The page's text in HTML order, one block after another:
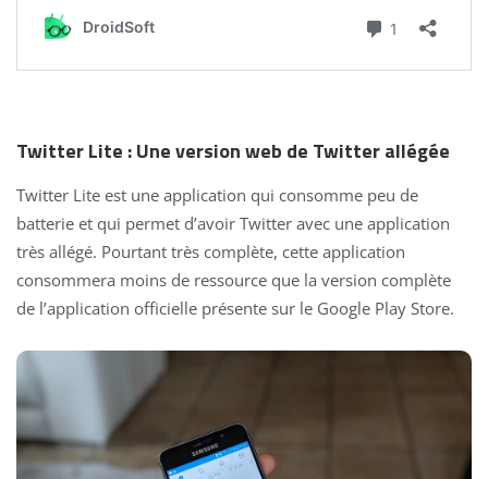
Twitter Lite : Une version web de Twitter allégée
Twitter Lite est une application qui consomme peu de
batterie et qui permet d’avoir Twitter avec une application
très allégé. Pourtant très complète, cette application
consommera moins de ressource que la version complète
de l’application officielle présente sur le Google Play Store.